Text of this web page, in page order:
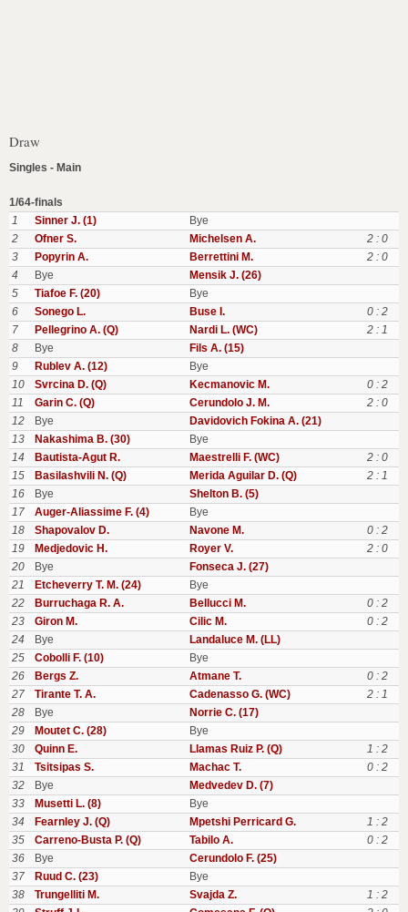
Draw
Singles - Main
1/64-finals
1
Sinner J. (1)
Bye
2
Ofner S. Michelsen A.
2 : 0
3
Popyrin A. Berrettini M.
2 : 0
4
Bye
Mensik J. (26)
5
Tiafoe F. (20)
Bye
6
Sonego L. Buse I.
0 : 2
7
Pellegrino A. (Q) Nardi L. (WC)
2 : 1
8
Bye
Fils A. (15)
9
Rublev A. (12)
Bye
10
Svrcina D. (Q) Kecmanovic M.
0 : 2
11
Garin C. (Q) Cerundolo J. M.
2 : 0
12
Bye
Davidovich Fokina A. (21)
13
Nakashima B. (30)
Bye
14
Bautista-Agut R. Maestrelli F. (WC)
2 : 0
15
Basilashvili N. (Q) Merida Aguilar D. (Q)
2 : 1
16
Bye
Shelton B. (5)
17
Auger-Aliassime F. (4)
Bye
18
Shapovalov D. Navone M.
0 : 2
19
Medjedovic H. Royer V.
2 : 0
20
Bye
Fonseca J. (27)
21
Etcheverry T. M. (24)
Bye
22
Burruchaga R. A. Bellucci M.
0 : 2
23
Giron M. Cilic M.
0 : 2
24
Bye
Landaluce M. (LL)
25
Cobolli F. (10)
Bye
26
Bergs Z. Atmane T.
0 : 2
27
Tirante T. A. Cadenasso G. (WC)
2 : 1
28
Bye
Norrie C. (17)
29
Moutet C. (28)
Bye
30
Quinn E. Llamas Ruiz P. (Q)
1 : 2
31
Tsitsipas S. Machac T.
0 : 2
32
Bye
Medvedev D. (7)
33
Musetti L. (8)
Bye
34
Fearnley J. (Q) Mpetshi Perricard G.
1 : 2
35
Carreno-Busta P. (Q) Tabilo A.
0 : 2
36
Bye
Cerundolo F. (25)
37
Ruud C. (23)
Bye
38
Trungelliti M. Svajda Z.
1 : 2